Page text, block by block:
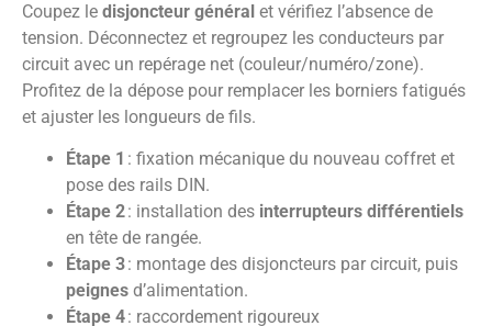
Coupez le disjoncteur général et vérifiez l’absence de
tension. Déconnectez et regroupez les conducteurs par
circuit avec un repérage net (couleur/numéro/zone).
Profitez de la dépose pour remplacer les borniers fatigués
et ajuster les longueurs de fils.
Étape 1 : fixation mécanique du nouveau coffret et
pose des rails DIN.
Étape 2: installation des interrupteurs différentiels
en tête de rangée.
Étape 3: montage des disjoncteurs par circuit, puis
peignes d’alimentation.
Étape 4: raccordement rigoureux